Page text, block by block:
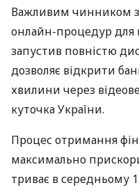
Важливим чинником
онлайн-процедур для
запустив повністю
дозволяє відкрити
хвилини через
куточка України.
Процес отримання
максимально
триває в середньому